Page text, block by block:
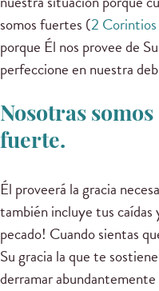
somos fuertes (2 Corintios
porque Él nos provee de
perfeccione en nuestra
Nosotras
fuerte.
Él proveerá la gracia
también incluye tus caídas
pecado! Cuando sientas
Su gracia la que te
derramar